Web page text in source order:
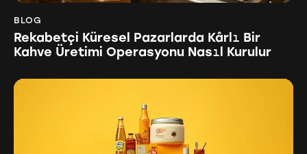
BLOG
Rekabetçi Küresel Pazarlarda Kârlı Bir
Kahve Üretimi Operasyonu Nasıl Kurulur